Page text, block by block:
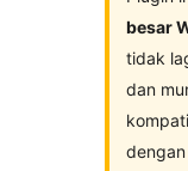
besar
tidak
dan